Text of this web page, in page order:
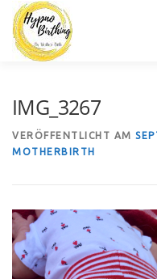
Zum
Inhalt
springen
BLOG KONTAKT
IMG_3267
VERÖFFENTLICHT AM
MOTHERBIRTH